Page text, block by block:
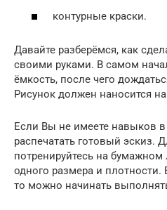
контурные краски.
Давайте разберёмся, как
своими руками. В самом
ёмкость, после чего
Рисунок должен наносится
Если Вы не имеете навыков
распечатать готовый эскиз.
потренируйтесь на
одного размера и плотности.
то можно начинать